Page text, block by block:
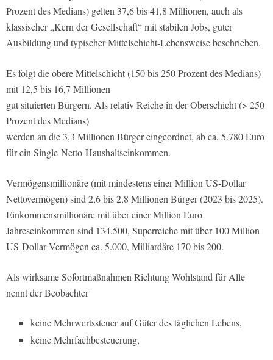
Prozent des Medians) gelten 37,6 bis 41,8 Millionen, auch als
klassischer „Kern der Gesellschaft“ mit stabilen Jobs, guter
Ausbildung und typischer Mittelschicht-Lebensweise beschrieben.
Es folgt die obere Mittelschicht (150 bis 250 Prozent des Medians)
mit 12,5 bis 16,7 Millionen
gut situierten Bürgern. Als relativ Reiche in der Oberschicht (> 250
Prozent des Medians)
werden an die 3,3 Millionen Bürger eingeordnet, ab ca. 5.780 Euro
für ein Single-Netto-Haushaltseinkommen.
Vermögensmillionäre (mit mindestens einer Million US-Dollar
Nettovermögen) sind 2,6 bis 2,8 Millionen Bürger (2023 bis 2025).
Einkommensmillionäre mit über einer Million Euro
Jahreseinkommen sind 134.500, Superreiche mit über 100 Million
US-Dollar Vermögen ca. 5.000, Milliardäre 170 bis 200.
Als wirksame Sofortmaßnahmen Richtung Wohlstand für Alle
nennt der Beobachter
keine Mehrwertssteuer auf Güter des täglichen Lebens,
keine Mehrfachbesteuerung,